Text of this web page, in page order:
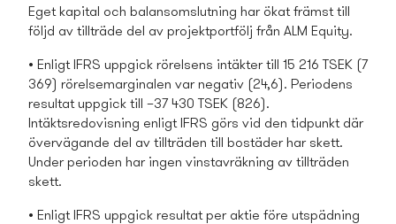
Eget kapital och balansomslutning har ökat främst till
följd av tillträde del av projektportfölj från ALM Equity.
• Enligt IFRS uppgick rörelsens intäkter till 15 216 TSEK (7
369) rörelsemarginalen var negativ (24,6). Periodens
resultat uppgick till –37 430 TSEK (826).
Intäktsredovisning enligt IFRS görs vid den tidpunkt där
övervägande del av tillträden till bostäder har skett.
Under perioden har ingen vinstavräkning av tillträden
skett.
• Enligt IFRS uppgick resultat per aktie före utspädning